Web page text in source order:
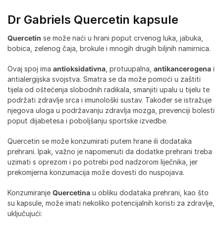
Dr Gabriels Quercetin kapsule
Quercetin se može naći u hrani poput crvenog luka, jabuka,
bobica, zelenog čaja, brokule i mnogih drugih biljnih namirnica.
Ovaj spoj ima antioksidativna , protuupalna, antikancerogena i
antialergijska svojstva. Smatra se da može pomoći u zaštiti
tijela od oštećenja slobodnih radikala, smanjiti upalu u tijelu te
podržati zdravlje srca i imunološki sustav. Također se istražuje
njegova uloga u podržavanju zdravlja mozga, prevenciji bolesti
poput dijabetesa i poboljšanju sportske izvedbe.
Quercetin se može konzumirati putem hrane ili dodataka
prehrani. Ipak, važno je napomenuti da dodatke prehrani treba
uzimati s oprezom i po potrebi pod nadzorom liječnika, jer
prekomjerna konzumacija može dovesti do nuspojava.
Konzumiranje Quercetina u obliku dodataka prehrani, kao što
su kapsule, može imati nekoliko potencijalnih koristi za zdravlje,
uključujući: